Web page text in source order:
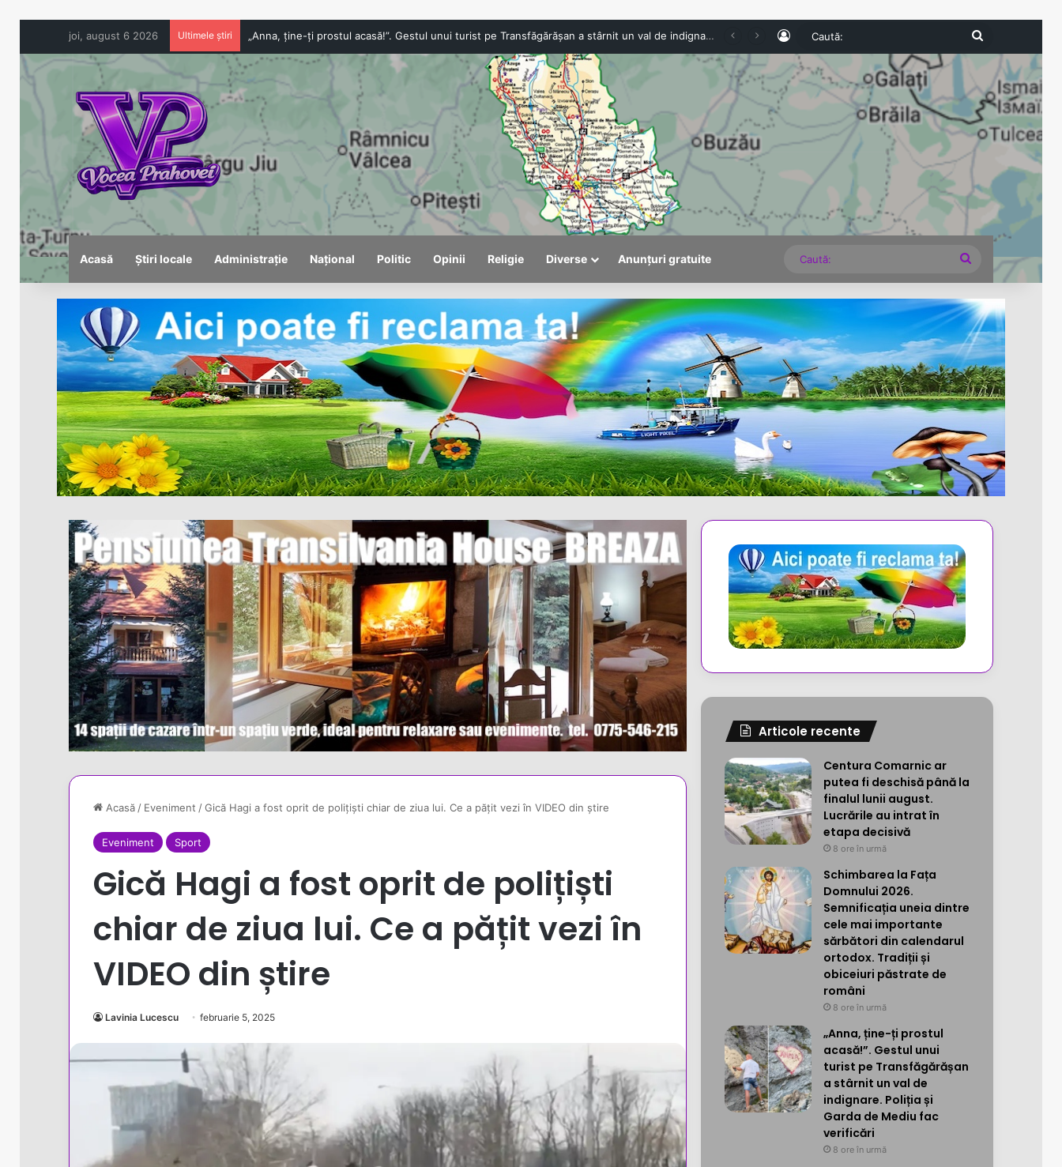
joi, august 6 2026 Ultimele știri Festivalul Cașcavelei revine la Valea Doftanei. Trei zile de tradiții, gastronomie și spectacole în perioada 28–30 august Log In Caută:
Acasă Știri locale Administrație Național Politic Opinii Religie Diverse Anunțuri gratuite Caută:
Acasă/ Eveniment /Gică Hagi a fost oprit de polițiști chiar de ziua lui. Ce a pățit vezi în VIDEO din știre
Eveniment Sport
Gică Hagi a fost oprit de polițiști
chiar de ziua lui. Ce a pățit vezi în
VIDEO din știre
Lavinia Lucescu februarie 5, 2025
Articole recente
Centura Comarnic ar
putea fi deschisă până la
finalul lunii august.
Lucrările au intrat în
etapa decisivă
8 ore în urmă
Schimbarea la Fața
Domnului 2026.
Semnificația uneia dintre
cele mai importante
sărbători din calendarul
ortodox. Tradiții și
obiceiuri păstrate de
români
8 ore în urmă
„Anna, ține-ți prostul
acasă!”. Gestul unui
turist pe Transfăgărășan
a stârnit un val de
indignare. Poliția și
Garda de Mediu fac
verificări
8 ore în urmă